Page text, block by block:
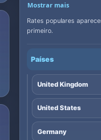
Mostrar mais
Rates populares
primeiro.
Países
United Kingdom
United States
Germany